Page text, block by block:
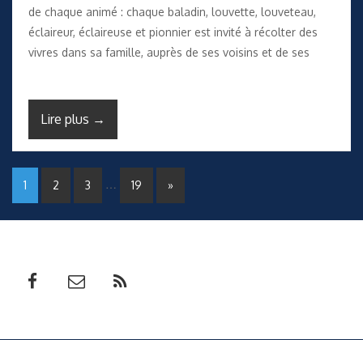
de chaque animé : chaque baladin, louvette, louveteau,
éclaireur, éclaireuse et pionnier est invité à récolter des
vivres dans sa famille, auprès de ses voisins et de ses
Lire plus →
1 2 3 … 19 »